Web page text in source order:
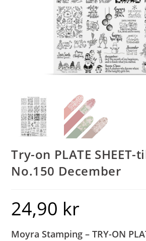
Try-on PLATE SHEET-
No.150 December
24,90 kr
Moyra Stamping – TRY-ON